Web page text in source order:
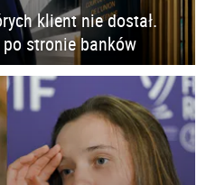
klient nie dostał.
stronie banków